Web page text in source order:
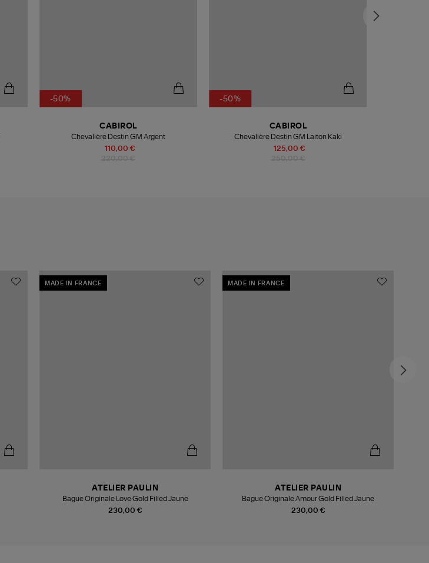
-50%
110,00 €
CABIROL
Chevalière Destin GM Argent
-50%
125,00 €
CABIROL
Chevalière Destin GM Laiton Kaki
MADE IN FRANCE
230,00 €
ATELIER PAULIN
Bague Originale Love Gold Filled Jaune
MADE IN FRANCE
230,00 €
ATELIER PAULIN
Bague Originale Amour Gold Filled Jaune